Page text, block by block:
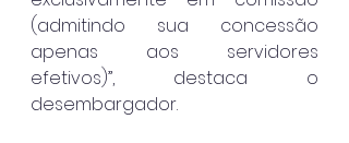
(admitindo sua concessão
apenas aos servidores
efetivos)”, destaca o
desembargador.